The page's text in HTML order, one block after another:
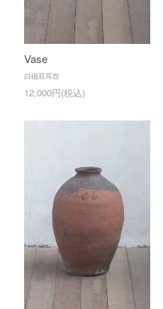
Vase
白磁双耳壺
12,000円(税込)